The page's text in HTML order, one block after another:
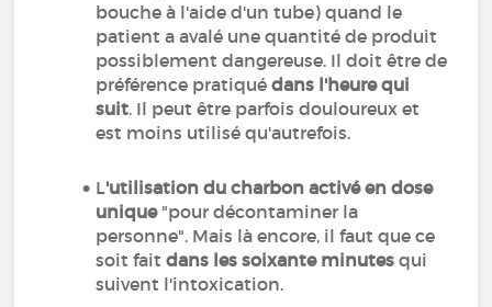
bouche à l'aide d'un tube) quand le
patient a avalé une quantité de produit
possiblement dangereuse. Il doit être de
préférence pratiquédans l'heure qui
suit. Il peut être parfois douloureux et
est moins utilisé qu'autrefois.
L'utilisation du charbon activé en dose
unique"pour décontaminer la
personne". Mais là encore, il faut que ce
soit faitdans les soixante minutes qui
suivent l'intoxication.